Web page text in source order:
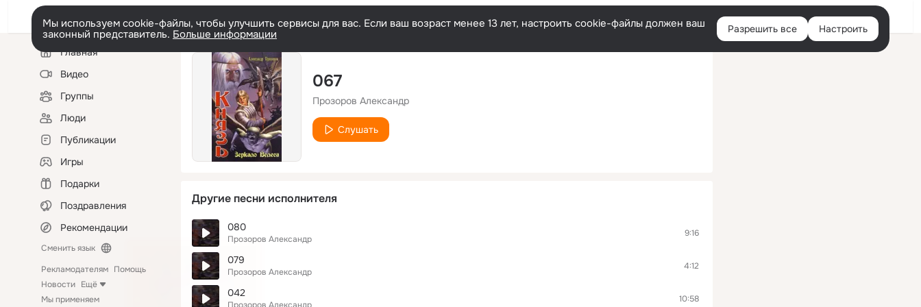
Войти
Мы используем cookie-файлы, чтобы улучшить сервисы для вас. Если ваш возраст менее 13 лет, настроить cookie-файлы должен ваш
законный представитель. Больше информации Разрешить все Настроить
Левая
колонкаГлавная
Видео
Группы
Люди
Публикации
Игры
Подарки
Поздравления
Рекомендации
Сменить язык
Рекламодателям Помощь
Новости Ещё
Мы применяем
067
Прозоров Александр
Слушать
Другие песни исполнителя
080
Прозоров Александр
9:16
079
Прозоров Александр
4:12
042 10:58